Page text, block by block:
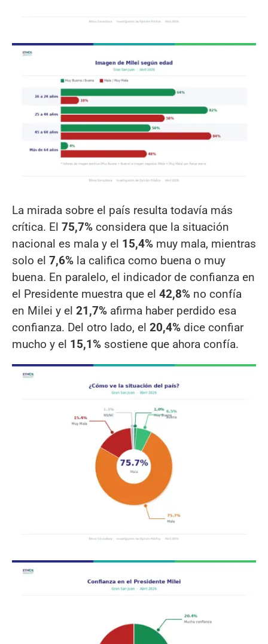
La mirada sobre el país resulta todavía más
crítica. El 75,7% considera que la situación
nacional es mala y el 15,4% muy mala, mientras
solo el 7,6% la califica como buena o muy
buena. En paralelo, el indicador de confianza en
el Presidente muestra que el 42,8% no confía
en Milei y el 21,7% afirma haber perdido esa
confianza. Del otro lado, el 20,4% dice confiar
mucho y el 15,1% sostiene que ahora confía.